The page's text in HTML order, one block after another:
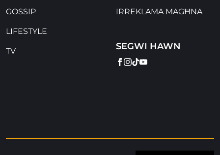
GOSSIP
LIFESTYLE
TV
IRREKLAMA MAGĦNA
SEGWI HAWN
FACEBOOK
INSTAGRAM
TIKTOK
YOUTUBE